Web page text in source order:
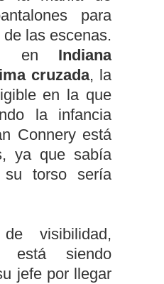
para
las escenas.
en Indiana
cruzada, la
en la que
la infancia
Connery está
ya que sabía
torso sería
visibilidad,
está siendo
jefe por llegar